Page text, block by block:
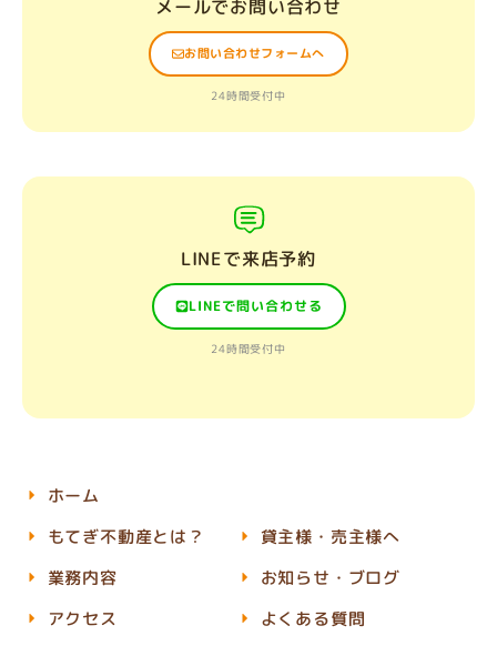
メールでお問い合わせ
お問い合わせフォームへ
24時間受付中
LINEで来店予約
LINEで問い合わせる
24時間受付中
ホーム
もてぎ不動産とは？
業務内容
アクセス
貸主様・売主様へ
お知らせ・ブログ
よくある質問